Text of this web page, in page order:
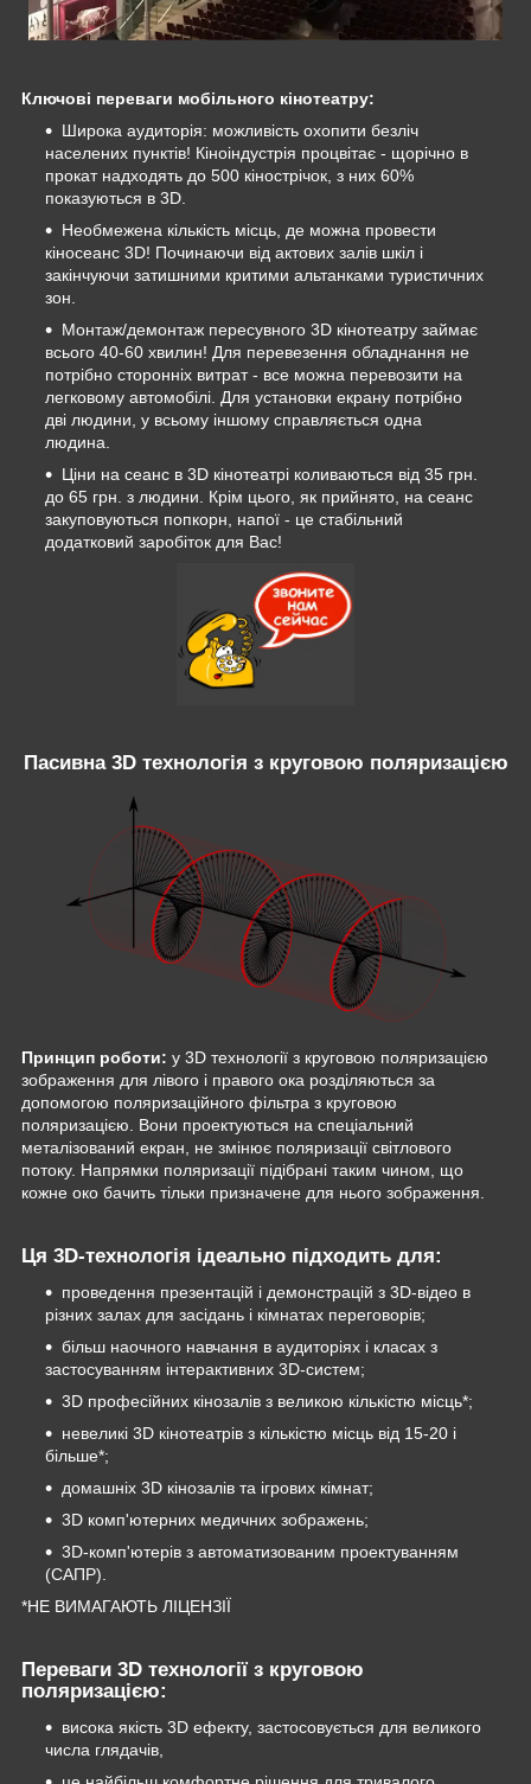
Ключові переваги мобільного кінотеатру:
Широка аудиторія: можливість охопити безліч
населених пунктів! Кіноіндустрія процвітає - щорічно в
прокат надходять до 500 кінострічок, з них 60%
показуються в 3D.
Необмежена кількість місць, де можна провести
кіносеанс 3D! Починаючи від актових залів шкіл і
закінчуючи затишними критими альтанками туристичних
зон.
Монтаж/демонтаж пересувного 3D кінотеатру займає
всього 40-60 хвилин! Для перевезення обладнання не
потрібно сторонніх витрат - все можна перевозити на
легковому автомобілі. Для установки екрану потрібно
дві людини, у всьому іншому справляється одна
людина.
Ціни на сеанс в 3D кінотеатрі коливаються від 35 грн.
до 65 грн. з людини. Крім цього, як прийнято, на сеанс
закуповуються попкорн, напої - це стабільний
додатковий заробіток для Вас!
Пасивна 3D технологія з круговою поляризацією
Принцип роботи: у 3D технології з круговою поляризацією
зображення для лівого і правого ока розділяються за
допомогою поляризаційного фільтра з круговою
поляризацією. Вони проектуються на спеціальний
металізований екран, не змінює поляризації світлового
потоку. Напрямки поляризації підібрані таким чином, що
кожне око бачить тільки призначене для нього зображення.
Ця 3D-технологія ідеально підходить для:
проведення презентацій і демонстрацій з 3D-відео в
різних залах для засідань і кімнатах переговорів;
більш наочного навчання в аудиторіях і класах з
застосуванням інтерактивних 3D-систем;
3D професійних кінозалів з великою кількістю місць*;
невеликі 3D кінотеатрів з кількістю місць від 15-20 і
більше*;
домашніх 3D кінозалів та ігрових кімнат;
3D комп'ютерних медичних зображень;
3D-комп'ютерів з автоматизованим проектуванням
(САПР).
*НЕ ВИМАГАЮТЬ ЛІЦЕНЗІЇ
Переваги 3D технології з круговою
поляризацією:
висока якість 3D ефекту, застосовується для великого
числа глядачів,